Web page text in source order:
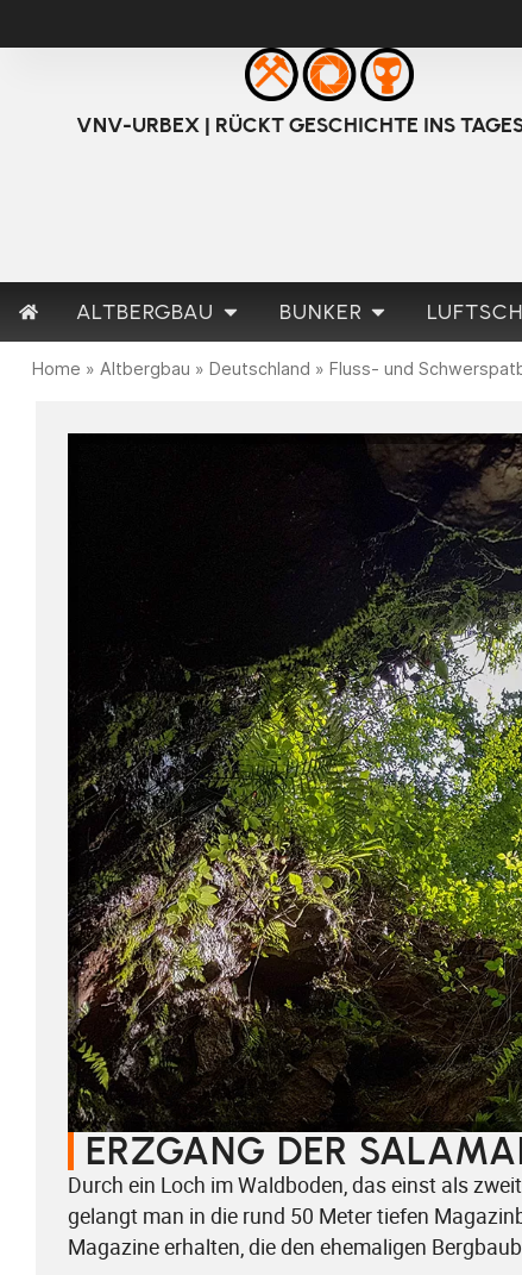
VNV-URBEX | RÜCKT GESCHICHTE INS
ALTBERGBAU BUNKER
Home » Altbergbau » Deutschland » Fluss- und
ERZGANG DER
Durch ein Loch im Waldboden, das einst als
gelangt man in die rund 50 Meter tiefen
Magazine erhalten, die den ehemaligen